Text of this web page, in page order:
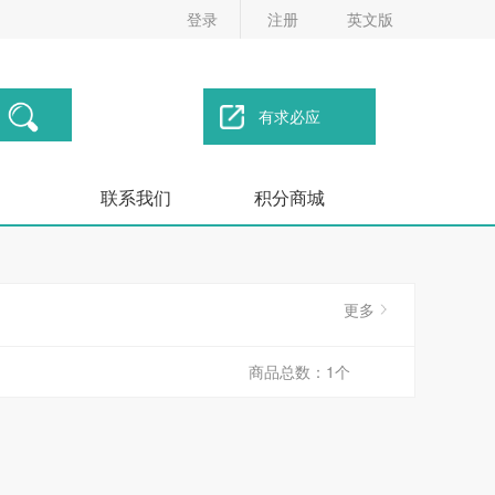
登录 注册 英文版
有求必应
联系我们 积分商城
更多
商品总数：1个